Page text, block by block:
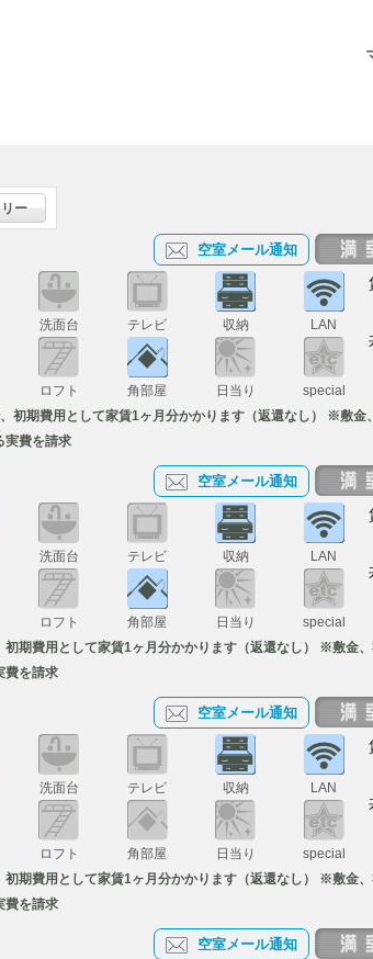
リー
空室メール通知
洗面台 テレビ 収納 LAN
ロフト 角部屋 日当り special
期費用として家賃1ヶ月分かかります（返還なし） ※敷金
実費を請求
空室メール通知
洗面台 テレビ 収納 LAN
ロフト 角部屋 日当り special
期費用として家賃1ヶ月分かかります（返還なし） ※敷金
費を請求
空室メール通知
洗面台 テレビ 収納 LAN
ロフト 角部屋 日当り special
期費用として家賃1ヶ月分かかります（返還なし） ※敷金
費を請求
空室メール通知